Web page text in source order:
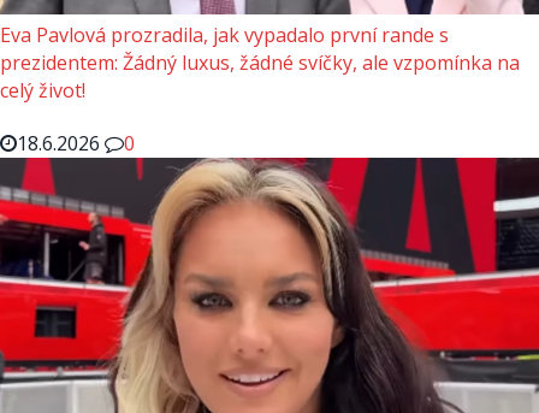
Eva Pavlová prozradila, jak vypadalo první rande s
prezidentem: Žádný luxus, žádné svíčky, ale vzpomínka na
celý život!
18.6.2026
0